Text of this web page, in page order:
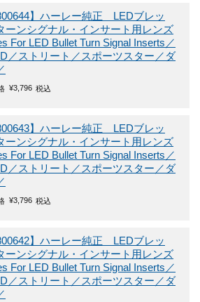
】ハーレー純正 LEDブレッ
ーンシグナル・インサート用レンズ
For LED Bullet Turn Signal Inserts／
／ストリート／スポーツスター／ダ
¥3,796 税込
】ハーレー純正 LEDブレッ
ーンシグナル・インサート用レンズ
For LED Bullet Turn Signal Inserts／
／ストリート／スポーツスター／ダ
¥3,796 税込
】ハーレー純正 LEDブレッ
ーンシグナル・インサート用レンズ
For LED Bullet Turn Signal Inserts／
／ストリート／スポーツスター／ダ